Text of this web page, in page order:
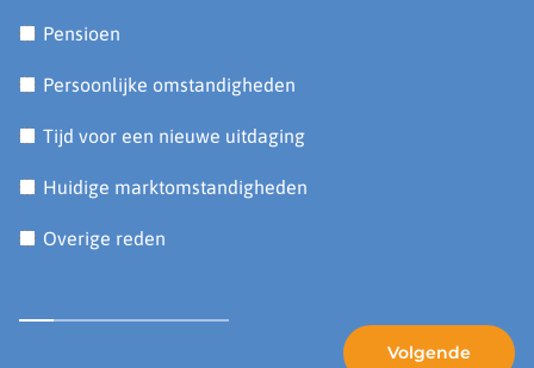
Pensioen
Persoonlijke omstandigheden
Tijd voor een nieuwe uitdaging
Huidige marktomstandigheden
Overige reden